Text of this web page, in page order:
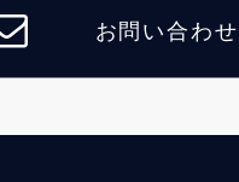
お問い合わせ